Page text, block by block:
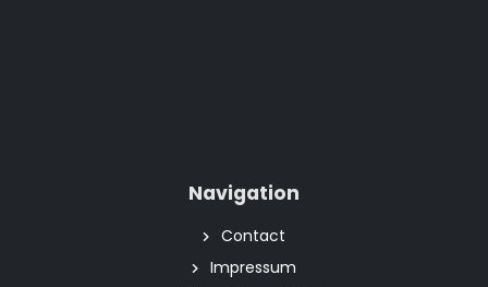
Navigation
Contact
Impressum